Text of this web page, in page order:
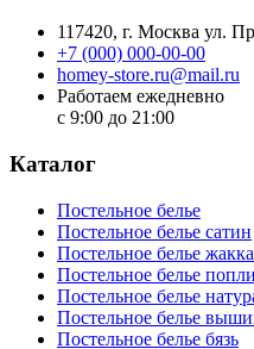
117420, г. Москва ул.
+7 (000) 000-00-00
homey-store.ru@mail.ru
Работаем ежедневно
с 9:00 до 21:00
Каталог
Постельное белье
Постельное белье сатин
Постельное белье
Постельное белье
Постельное белье
Постельное белье
Постельное белье бязь